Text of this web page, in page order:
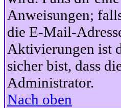
Anweisungen;
die E-Mail-
Aktivierungen ist
sicher bist, dass
Administrator.
Nach oben